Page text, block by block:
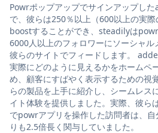
Powrポップアップでサインアップし
で、彼らは250％以上（600以上の実
boostすることができ、steadilyは
6000人以上のフォロワーにソーシャル
彼らのサイトでフィードします。
実際にどのように見えるかをホームペ
め、顧客にすばやく表示するための視
らの製品を上手に紹介し、シームレス
イト体験を提供しました。実際、彼ら
でpowrアプリを操作した訪問者は、
りも2.5倍長く関与していました。